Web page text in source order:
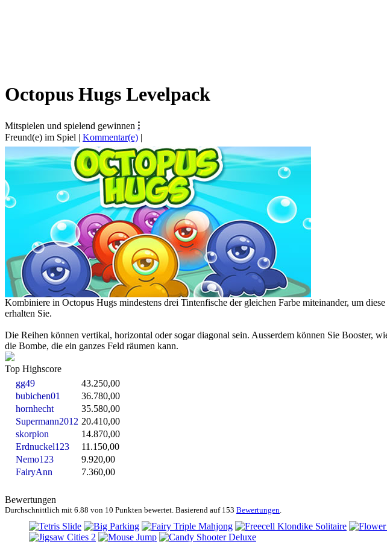
Octopus Hugs Levelpack
Mitspielen und spielend gewinnen ⁝
Freund(e) im Spiel | Kommentar(e) |
Kombiniere in Octopus Hugs mindestens drei Tintenfische der gleichen Farbe miteinander, um
erhalten Sie.
Die Reihen können vertikal, horizontal oder sogar diagonal sein. Ausserdem können Sie Booster,
die Bombe, die ein ganzes Feld räumen kann.
Top Highscore
gg49
43.250,00
bubichen01
36.780,00
hornhecht
35.580,00
Supermann2012 20.410,00
skorpion
14.870,00
Erdnuckel123
11.150,00
Nemo123
9.920,00
FairyAnn
7.360,00
Bewertungen
Durchschnittlich mit 6.88 von 10 Punkten bewertet. Basierend auf 153 Bewertungen